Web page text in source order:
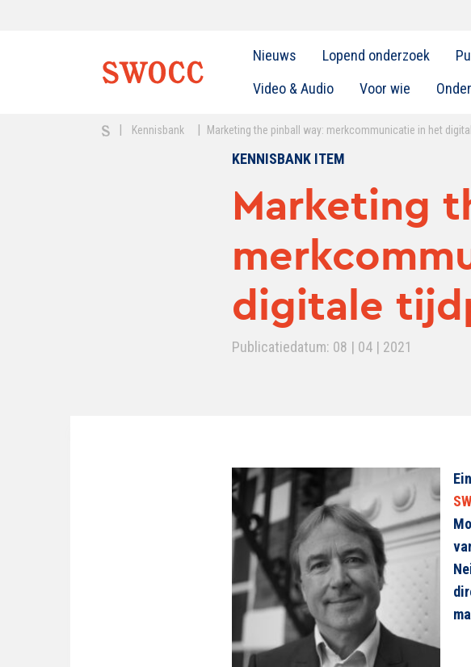
Nieuws Lopend onderzoek
Video & Audio
Voor wie
| Kennisbank | Marketing the pinball way: merkcommunicatie in het
KENNISBANK ITEM
Marketing
digitale
Publicatiedatum: 08 | 04 | 2021